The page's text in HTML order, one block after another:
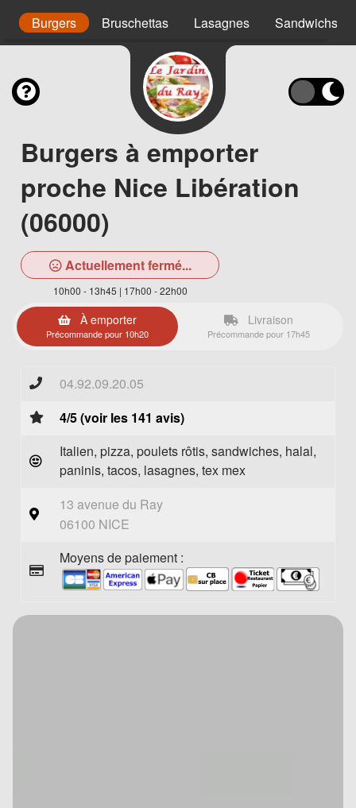
Burgers Bruschettas Lasagnes Sandwichs
Burgers à emporter
proche Nice Libération
(06000)
Actuellement fermé...
10h00 - 13h45 | 17h00 - 22h00
À emporter
Précommande pour 10h20
Livraison
Précommande pour 17h45
04.92.09.20.05
4/5 (voir les 141 avis)
Italien, pizza, poulets rôtis, sandwiches, halal,
paninis, tacos, lasagnes, tex mex
13 avenue du Ray
06100 NICE
Moyens de paiement :